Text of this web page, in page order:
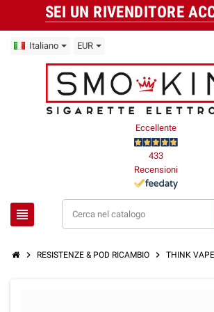
SEI UN RIVENDITORE
Italiano EUR
Eccellente
433
Recensioni
view_headline
chevron_right RESISTENZE & POD RICAMBIO chevron_right THINK VAPE